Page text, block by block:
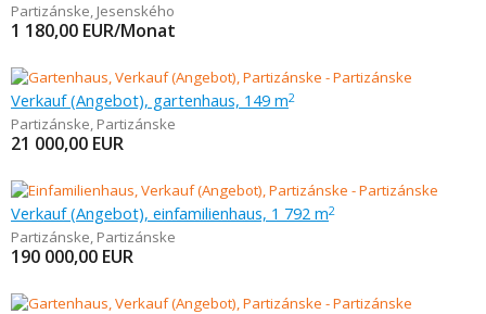
Partizánske, Jesenského
1 180,00 EUR/Monat
Verkauf (Angebot), gartenhaus, 149 m2
Partizánske, Partizánske
21 000,00 EUR
Verkauf (Angebot), einfamilienhaus, 1 792 m2
Partizánske, Partizánske
190 000,00 EUR